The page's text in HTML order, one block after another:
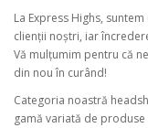
La Express Highs,
clienții noștri, iar
Vă mulțumim pentru că
din nou în curând!
Categoria noastră
gamă variată de